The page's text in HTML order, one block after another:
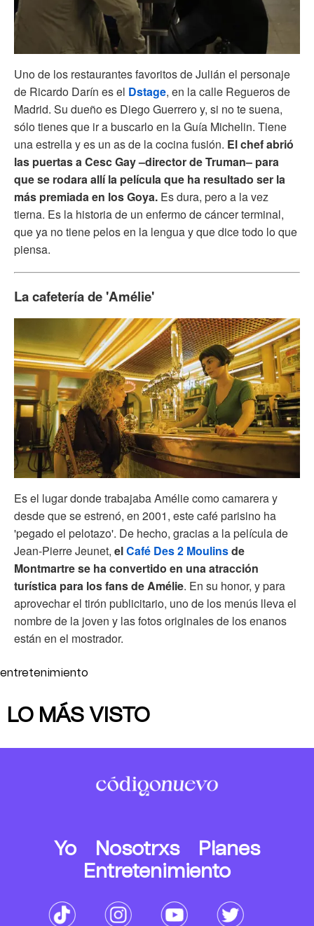
Uno de los restaurantes favoritos de Julián el personaje
de Ricardo Darín es el Dstage, en la calle Regueros de
Madrid. Su dueño es Diego Guerrero y, si no te suena,
sólo tienes que ir a buscarlo en la Guía Michelin. Tiene
una estrella y es un as de la cocina fusión. El chef abrió
las puertas a Cesc Gay –director de Truman– para
que se rodara allí la película que ha resultado ser la
más premiada en los Goya. Es dura, pero a la vez
tierna. Es la historia de un enfermo de cáncer terminal,
que ya no tiene pelos en la lengua y que dice todo lo que
piensa.
La cafetería de 'Amélie'
Es el lugar donde trabajaba Amélie como camarera y
desde que se estrenó, en 2001, este café parisino ha
'pegado el pelotazo'. De hecho, gracias a la película de
Jean-Pierre Jeunet, elCafé Des 2 Moulinsde
Montmartre se ha convertido en una atracción
turística para los fans de Amélie. En su honor, y para
aprovechar el tirón publicitario, uno de los menús lleva el
nombre de la joven y las fotos originales de los enanos
están en el mostrador.
entretenimiento
LO MÁS VISTO
Yo Nosotrxs
Planes
Entretenimiento